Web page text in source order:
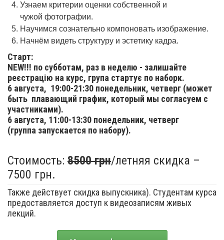
Узнаем критерии оценки собственной и
чужой фотографии.
Научимся сознательно компоновать изображение.
Начнём видеть структуру и эстетику кадра.
Старт:
NEW!!! по субботам, раз в неделю - залишайте
реєстрацію на курс, група стартує по наборк.
6 августа, 19:00-21:30 понедельник, четверг (может
быть плавающий график, который мы согласуем с
участниками).
6 августа, 11:00-13:30 понедельник, четверг
(группа запускается по набору).
Стоимость: 8500 грн/летняя скидка –
7500 грн.
Также действует скидка выпускника). Студентам курса
предоставляется доступ к видеозаписям живых
лекций.